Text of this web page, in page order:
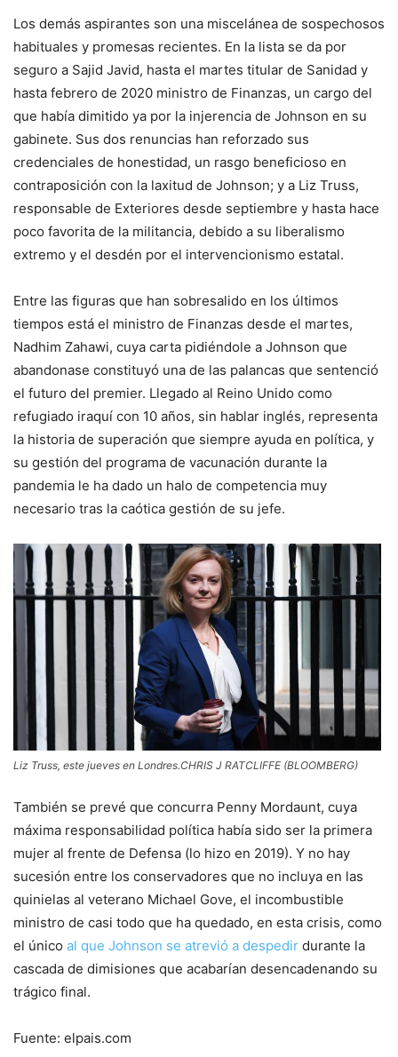
Los demás aspirantes son una miscelánea de sospechosos
habituales y promesas recientes. En la lista se da por
seguro a Sajid Javid, hasta el martes titular de Sanidad y
hasta febrero de 2020 ministro de Finanzas, un cargo del
que había dimitido ya por la injerencia de Johnson en su
gabinete. Sus dos renuncias han reforzado sus
credenciales de honestidad, un rasgo beneficioso en
contraposición con la laxitud de Johnson; y a Liz Truss,
responsable de Exteriores desde septiembre y hasta hace
poco favorita de la militancia, debido a su liberalismo
extremo y el desdén por el intervencionismo estatal.
Entre las figuras que han sobresalido en los últimos
tiempos está el ministro de Finanzas desde el martes,
Nadhim Zahawi, cuya carta pidiéndole a Johnson que
abandonase constituyó una de las palancas que sentenció
el futuro del premier. Llegado al Reino Unido como
refugiado iraquí con 10 años, sin hablar inglés, representa
la historia de superación que siempre ayuda en política, y
su gestión del programa de vacunación durante la
pandemia le ha dado un halo de competencia muy
necesario tras la caótica gestión de su jefe.
Liz Truss, este jueves en Londres.CHRIS J RATCLIFFE (BLOOMBERG)
También se prevé que concurra Penny Mordaunt, cuya
máxima responsabilidad política había sido ser la primera
mujer al frente de Defensa (lo hizo en 2019). Y no hay
sucesión entre los conservadores que no incluya en las
quinielas al veterano Michael Gove, el incombustible
ministro de casi todo que ha quedado, en esta crisis, como
el único al que Johnson se atrevió a despedir durante la
cascada de dimisiones que acabarían desencadenando su
trágico final.
Fuente: elpais.com